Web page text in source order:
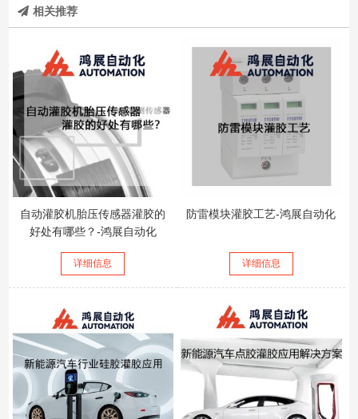
相关推荐
自动灌胶机胎压传感器灌胶的
好处有哪些？-鸿展自动化
详细信息
防雷模块灌胶工艺-鸿展自动化
详细信息